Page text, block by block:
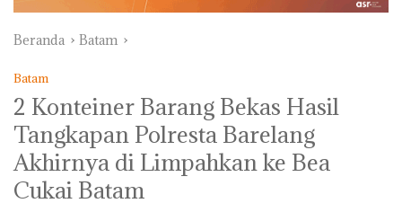
Beranda Batam
Batam
2 Konteiner Barang Bekas Hasil
Tangkapan Polresta Barelang
Akhirnya di Limpahkan ke Bea
Cukai Batam